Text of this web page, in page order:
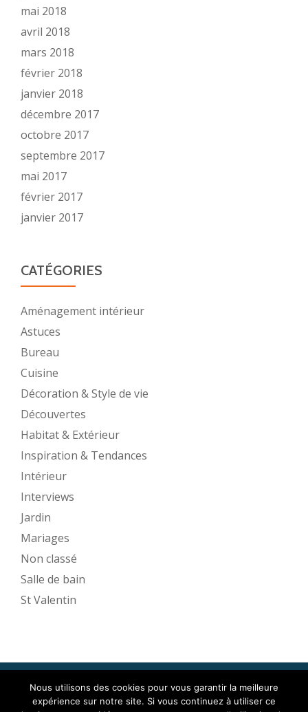
mai 2018
avril 2018
mars 2018
février 2018
janvier 2018
décembre 2017
octobre 2017
septembre 2017
mai 2017
février 2017
janvier 2017
CATÉGORIES
Aménagement intérieur
Astuces
Bureau
Cuisine
Décoration & Style de vie
Découvertes
Habitat & Extérieur
Inspiration & Tendances
Intérieur
Interviews
Jardin
Mariages
Non classé
Salle de bain
St Valentin
Mise en Espace ©2017
Nous utilisons des cookies pour vous garantir la meilleure
expérience sur notre site. Si vous continuez à utiliser ce